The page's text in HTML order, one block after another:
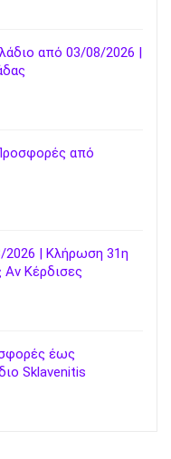
από 03/08/2026 |
από
2026 | Κλήρωση 31η
Κέρδισες
έως
Sklavenitis